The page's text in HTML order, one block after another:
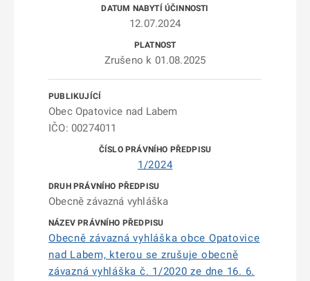
12.07.2024
Zrušeno k 01.08.2025
Obec Opatovice nad Labem
IČO: 00274011
1/2024
Obecně závazná vyhláška
Obecně závazná vyhláška obce Opatovice
nad Labem, kterou se zrušuje obecně
závazná vyhláška č. 1/2020 ze dne 16. 6.